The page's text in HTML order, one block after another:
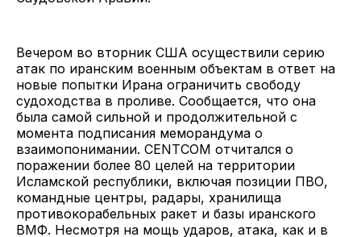
Вечером во вторник США осуществили серию
атак по иранским военным объектам в ответ на
новые попытки Ирана ограничить свободу
судоходства в проливе. Сообщается, что она
была самой сильной и продолжительной с
момента подписания меморандума о
взаимопонимании. CENTCOM отчитался о
поражении более 80 целей на территории
Исламской республики, включая позиции ПВО,
командные центры, радары, хранилища
противокорабельных ракет и базы иранского
ВМФ. Несмотря на мощь ударов, атака, как и в